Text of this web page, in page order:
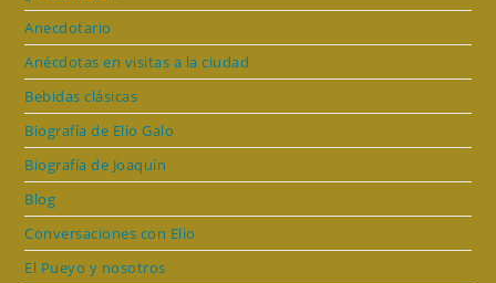
Anecdotario
Anécdotas en visitas a la ciudad
Bebidas clásicas
Biografía de Elio Galo
Biografía de Joaquín
Blog
Conversaciones con Elio
El Pueyo y nosotros